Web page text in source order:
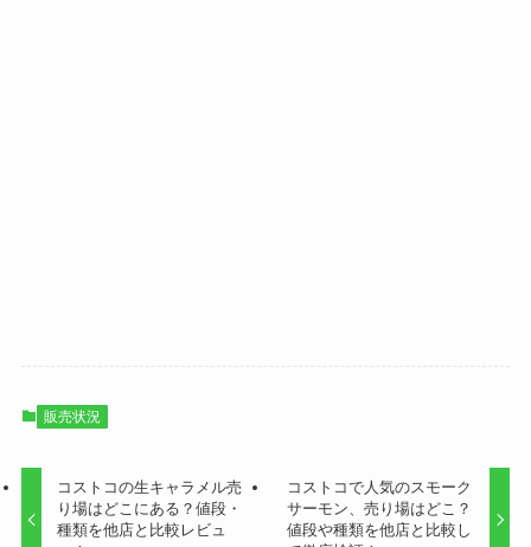
販売状況
コストコの生キャラメル売
り場はどこにある？値段・
種類を他店と比較レビュ
コストコで人気のスモーク
サーモン、売り場はどこ？
値段や種類を他店と比較し